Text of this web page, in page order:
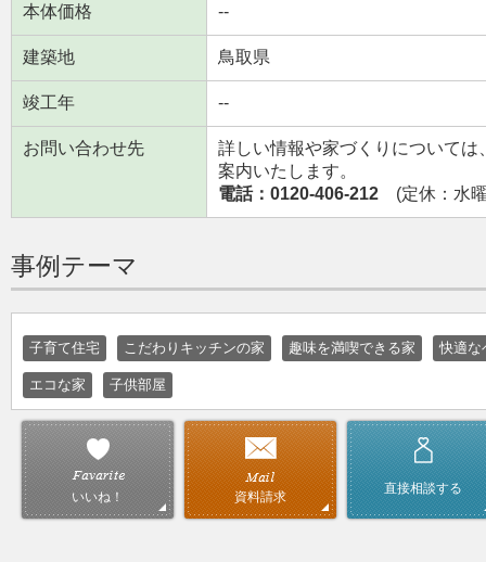
本体価格 --
建築地 鳥取県
竣工年 --
お問い合わせ先
詳しい情報や家づくりについて
案内いたします。
電話：0120-406-212 (定休：水
事例テーマ
子育て住宅 こだわりキッチンの家 趣味を満喫できる家 快適な
エコな家 子供部屋
いいね！ 資料請求
直接相談する